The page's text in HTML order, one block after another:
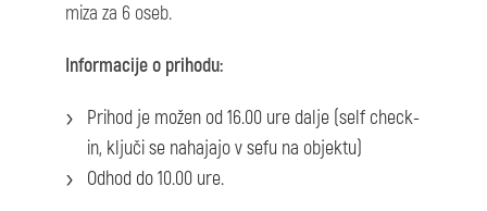
miza za 6 oseb.
Informacije o prihodu:
Prihod je možen od 16.00 ure dalje (self check-
in, ključi se nahajajo v sefu na objektu)
Odhod do 10.00 ure.